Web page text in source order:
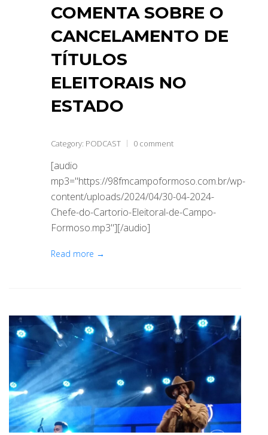
COMENTA SOBRE O
CANCELAMENTO DE
TÍTULOS
ELEITORAIS NO
ESTADO
Category: PODCAST 0 comment
[audio
mp3="https://98fmcampoformoso.com.br/wp-
content/uploads/2024/04/30-04-2024-
Chefe-do-Cartorio-Eleitoral-de-Campo-
Formoso.mp3"][/audio]
Read more →